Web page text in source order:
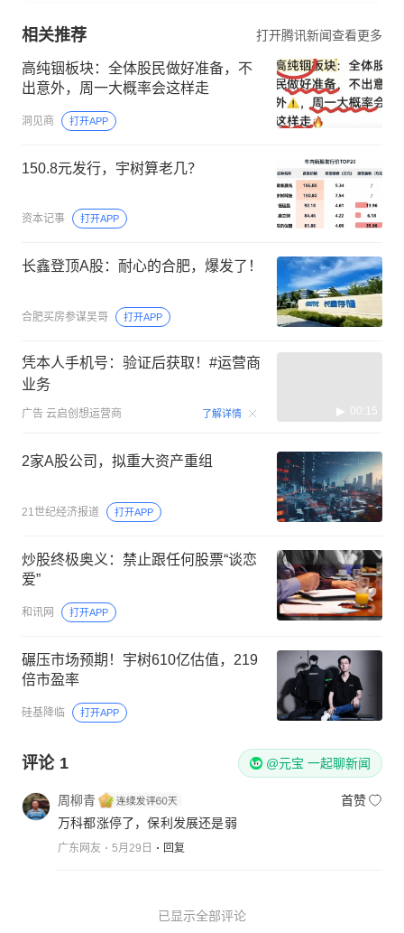
相关推荐 打开腾讯新闻查看更多
高纯铟板块：全体股民做好准备，不
出意外，周一大概率会这样走
洞见商 打开APP
150.8元发行，宇树算老几？
资本记事 打开APP
长鑫登顶A股：耐心的合肥，爆发了！
合肥买房参谋吴哥 打开APP
凭本人手机号：验证后获取！#运营商
业务
广告 云启创想运营商 了解详情 00:15
2家A股公司，拟重大资产重组
21世纪经济报道 打开APP
炒股终极奥义：禁止跟任何股票“谈恋
爱”
和讯网 打开APP
碾压市场预期！宇树610亿估值，219
倍市盈率
硅基降临 打开APP
评论 1 @元宝 一起聊新闻
周柳青
首赞
万科都涨停了，保利发展还是弱
广东网友 5月29日 回复
已显示全部评论